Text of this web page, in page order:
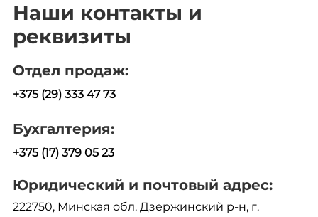
Наши контакты и
реквизиты
Отдел продаж:
+375 (29) 333 47 73
Бухгалтерия:
+375 (17) 379 05 23
Юридический и почтовый адрес:
222750, Минская обл. Дзержинский р-н, г.